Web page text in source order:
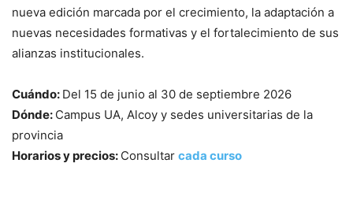
nueva edición marcada por el crecimiento, la adaptación a
nuevas necesidades formativas y el fortalecimiento de sus
alianzas institucionales.
Cuándo: Del 15 de junio al 30 de septiembre 2026
Dónde: Campus UA, Alcoy y sedes universitarias de la
provincia
Horarios y precios: Consultar cada curso